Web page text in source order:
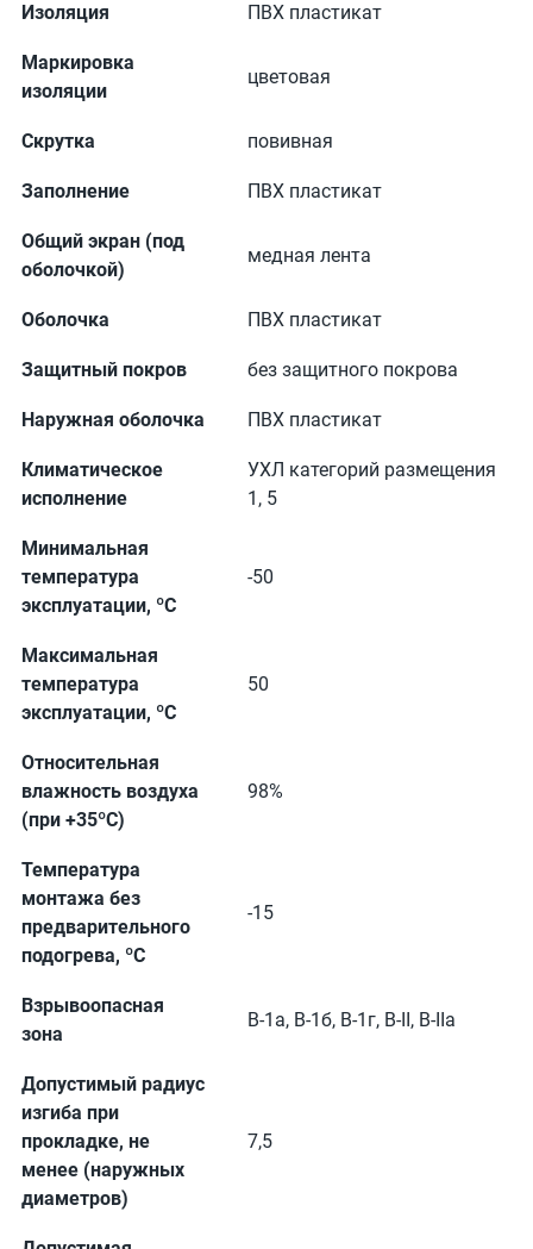
Изоляция ПВХ пластикат
Маркировка
изоляции
цветовая
Скрутка повивная
Заполнение ПВХ пластикат
Общий экран (под
оболочкой)
медная лента
Оболочка ПВХ пластикат
Защитный покров без защитного покрова
Наружная оболочка ПВХ пластикат
Климатическое
исполнение
УХЛ категорий размещения
1, 5
Минимальная
температура
эксплуатации, ºС
-50
Максимальная
температура
эксплуатации, ºС
50
Относительная
влажность воздуха
(при +35ºС)
98%
Температура
монтажа без
предварительного
подогрева, ºС
-15
Взрывоопасная
зона
В-1а, В-1б, В-1г, В-II, В-IIа
Допустимый радиус
изгиба при
прокладке, не
менее (наружных
диаметров)
7,5